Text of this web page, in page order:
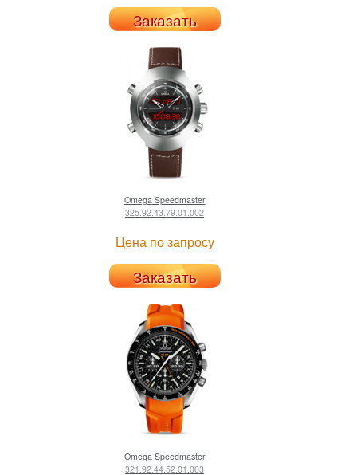
Заказать
OmegaSpeedmaster
325.92.43.79.01.002
Цена по запросу
Заказать
OmegaSpeedmaster
321.92.44.52.01.003